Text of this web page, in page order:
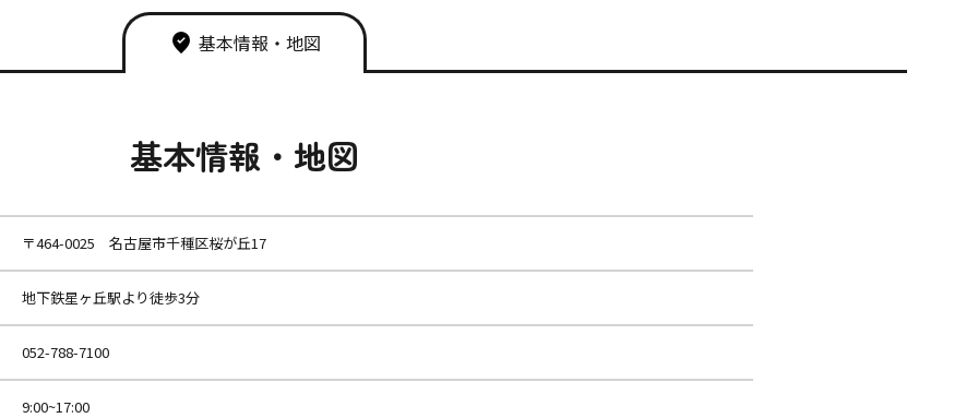
基本情報・地図
基本情報・地図
〒464-0025 名古屋市千種区桜が丘17
地下鉄星ヶ丘駅より徒歩3分
052-788-7100
9:00~17:00